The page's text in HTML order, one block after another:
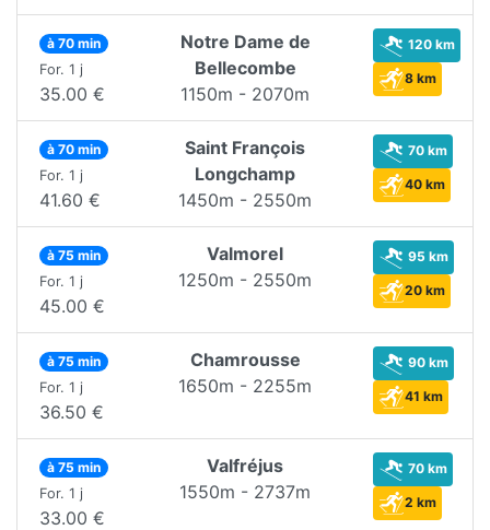
à 70 min
For. 1 j
35.00 €
Notre Dame de
Bellecombe
1150m - 2070m
120 km
8 km
à 70 min
For. 1 j
41.60 €
Saint François
Longchamp
1450m - 2550m
70 km
40 km
à 75 min
For. 1 j
45.00 €
Valmorel
1250m - 2550m
95 km
20 km
à 75 min
For. 1 j
36.50 €
Chamrousse
1650m - 2255m
90 km
41 km
à 75 min
For. 1 j
33.00 €
Valfréjus
1550m - 2737m
70 km
2 km